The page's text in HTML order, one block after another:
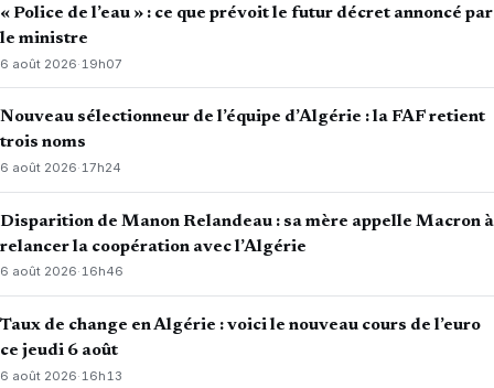
« Police de l’eau » : ce que prévoit le futur décret annoncé par
le ministre
6 août 2026· 19h07
Nouveau sélectionneur de l’équipe d’Algérie : la FAF retient
trois noms
6 août 2026·17h24
Disparition de Manon Relandeau : sa mère appelle Macron à
relancer la coopération avec l’Algérie
6 août 2026·16h46
Taux de change en Algérie : voici le nouveau cours de l’euro
ce jeudi 6 août
6 août 2026·16h13